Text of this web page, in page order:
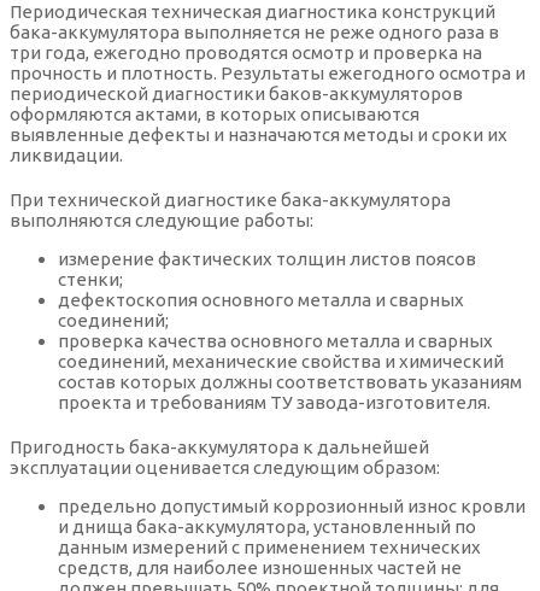
Периодическая техническая диагностика конструкций
бака-аккумулятора выполняется не реже одного раза в
три года, ежегодно проводятся осмотр и проверка на
прочность и плотность. Результаты ежегодного осмотра и
периодической диагностики баков-аккумуляторов
оформляются актами, в которых описываются
выявленные дефекты и назначаются методы и сроки их
ликвидации.
При технической диагностике бака-аккумулятора
выполняются следующие работы:
измерение фактических толщин листов поясов
стенки;
дефектоскопия основного металла и сварных
соединений;
проверка качества основного металла и сварных
соединений, механические свойства и химический
состав которых должны соответствовать указаниям
проекта и требованиям ТУ завода-изготовителя.
Пригодность бака-аккумулятора к дальнейшей
эксплуатации оценивается следующим образом:
предельно допустимый коррозионный износ кровли
и днища бака-аккумулятора, установленный по
данным измерений с применением технических
средств, для наиболее изношенных частей не